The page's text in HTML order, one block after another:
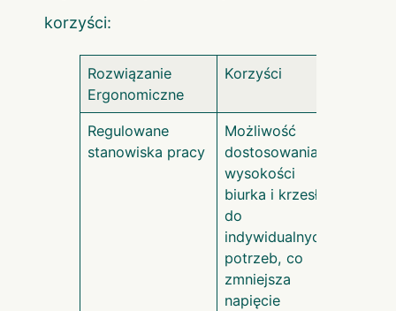
korzyści:
Rozwiązanie
Ergonomiczne
Korzyści
Regulowane
stanowiska pracy
Możliwość
dostosowania
wysokości
biurka i krzesła
do
indywidualnych
potrzeb, co
zmniejsza
napięcie